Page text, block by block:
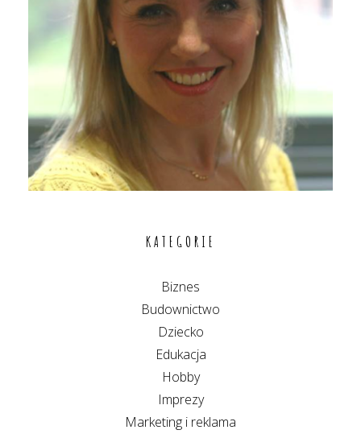
KATEGORIE
Biznes
Budownictwo
Dziecko
Edukacja
Hobby
Imprezy
Marketing i reklama